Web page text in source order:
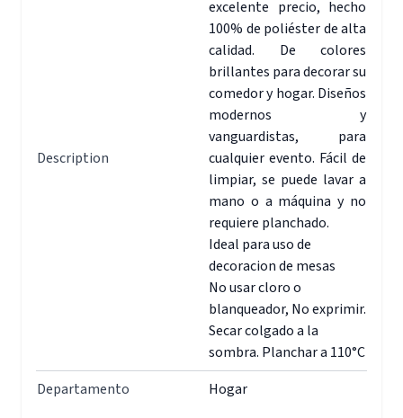
Description
excelente precio, hecho
100% de poliéster de alta
calidad. De colores
brillantes para decorar su
comedor y hogar. Diseños
modernos y
vanguardistas, para
cualquier evento. Fácil de
limpiar, se puede lavar a
mano o a máquina y no
requiere planchado.
Ideal para uso de
decoracion de mesas
No usar cloro o
blanqueador, No exprimir.
Secar colgado a la
sombra. Planchar a 110°C
Departamento
Hogar